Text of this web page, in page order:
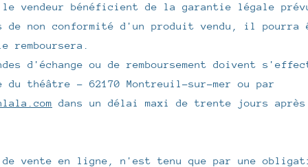
vendeur bénéficient de la garantie légale
de non conformité d'un produit vendu, il pourra
d'échange ou de remboursement doivent
théâtre - 62170 Montreuil-sur-mer ou par
dans un délai maxi de trente jours
de vente en ligne, n'est tenu que par une